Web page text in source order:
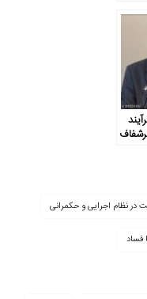
در نظام اجرایی و حکمرانی
فساد